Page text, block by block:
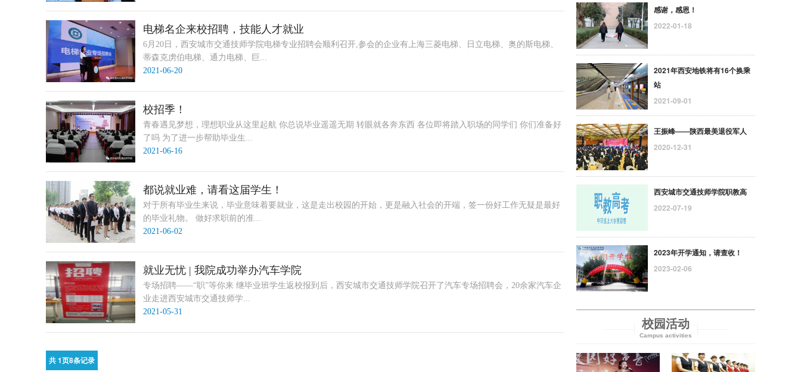
电梯名企来校招聘，技能人才就业
6月20日，西安城市交通技师学院电梯专业招聘会顺利召开,参会的企业有上海三菱电梯、日立电梯、奥的斯电梯、
蒂森克虏伯电梯、通力电梯、巨...
2021-06-20
校招季！
青春遇见梦想，理想职业从这里起航 你总说毕业遥遥无期 转眼就各奔东西 各位即将踏入职场的同学们 你们准备好
了吗 为了进一步帮助毕业生...
2021-06-16
都说就业难，请看这届学生！
对于所有毕业生来说，毕业意味着要就业，这是走出校园的开始，更是融入社会的开端，签一份好工作无疑是最好
的毕业礼物。 做好求职前的准...
2021-06-02
就业无忧 | 我院成功举办汽车学院
专场招聘——“职”等你来 继毕业班学生返校报到后，西安城市交通技师学院召开了汽车专场招聘会，20余家汽车企
业走进西安城市交通技师学...
2021-05-31
共1页8条记录
感谢，感恩！
2022-01-18
2021年西安地铁将有16个换乘
站
2021-09-01
王振峰——陕西最美退役军人
2020-12-31
西安城市交通技师学院职教高
2022-07-19
2023年开学通知，请查收！
2023-02-06
校园活动
Campus activities